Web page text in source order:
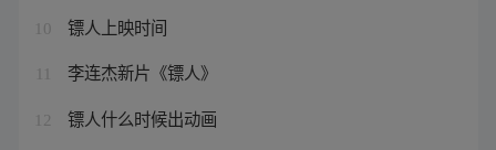
10 镖人上映时间
李连杰新片《镖人》
12 镖人什么时候出动画